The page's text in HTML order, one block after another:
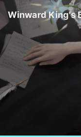
Winward King's